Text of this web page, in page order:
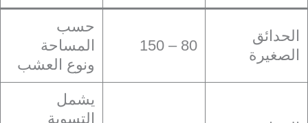
الحدائق
الصغيرة
80 – 150
حسب
المساحة
ونوع العشب
يشمل
التسوية